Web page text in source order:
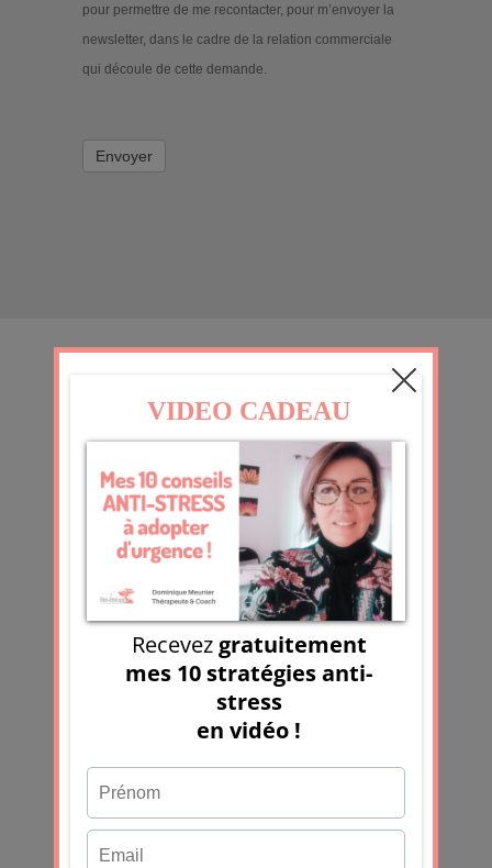
pour permettre de me recontacter, pour m’envoyer la
newsletter, dans le cadre de la relation commerciale
qui découle de cette demande.
Envoyer
07 50 99 43 85
info@bienetrologie.fr